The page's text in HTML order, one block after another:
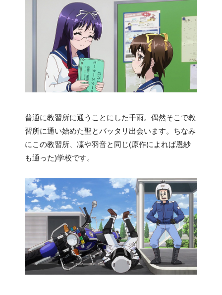
普通に教習所に通うことにした千雨。偶然そこで教
習所に通い始めた聖とバッタリ出会います。ちなみ
にこの教習所、凜や羽音と同じ(原作によれば恩紗
も通った)学校です。